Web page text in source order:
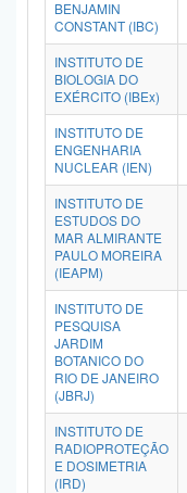
BENJAMIN
CONSTANT (IBC)
INSTITUTO DE
BIOLOGIA DO
EXÉRCITO (IBEx)
INSTITUTO DE
ENGENHARIA
NUCLEAR (IEN)
INSTITUTO DE
ESTUDOS DO
MAR ALMIRANTE
PAULO MOREIRA
(IEAPM)
INSTITUTO DE
PESQUISA
JARDIM
BOTANICO DO
RIO DE JANEIRO
(JBRJ)
INSTITUTO DE
RADIOPROTEÇÃO
E DOSIMETRIA
(IRD)